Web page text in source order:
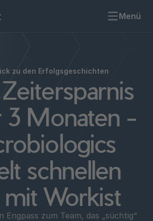
Menü
zu den Erfolgsgeschichten
3 Monaten -
schnellen
mit Workist
Engpass zum Team, das „süchtig“